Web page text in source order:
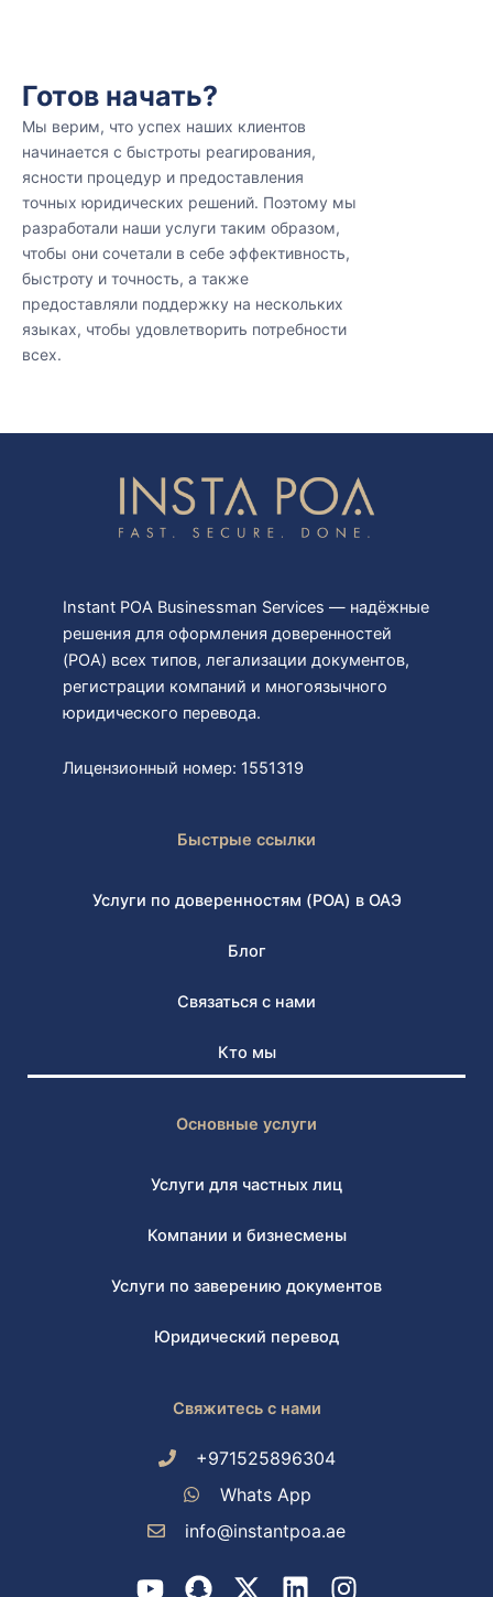
Готов начать?
Мы верим, что успех наших клиентов
начинается с быстроты реагирования,
ясности процедур и предоставления
точных юридических решений. Поэтому мы
разработали наши услуги таким образом,
чтобы они сочетали в себе эффективность,
быстроту и точность, а также
предоставляли поддержку на нескольких
языках, чтобы удовлетворить потребности
всех.
Instant POA Businessman Services — надёжные
решения для оформления доверенностей
(POA) всех типов, легализации документов,
регистрации компаний и многоязычного
юридического перевода.
Лицензионный номер: 1551319
Быстрые ссылки
Услуги по доверенностям (POA) в ОАЭ
Блог
Связаться с нами
Кто мы
Основные услуги
Услуги для частных лиц
Компании и бизнесмены
Услуги по заверению документов
Юридический перевод
Свяжитесь с нами
+971525896304
Whats App
info@instantpoa.ae
Y
S
X
L
I